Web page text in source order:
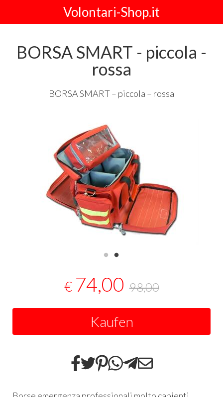
Volontari-Shop.it
BORSA SMART - piccola -
rossa
BORSASMART– piccola – rossa
€ 74,00 98,00
Kaufen